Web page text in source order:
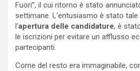
Fuori”, il cui ritorno è stato
settimane. L’entusiasmo è stato
l’apertura delle candidature, è
le iscrizioni per evitare un afflusso
partecipanti.
Come del resto era immaginabile,